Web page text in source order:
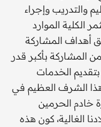
والتدريب وإجراء
الكلية الموارد
أهداف المشاركة
المشاركة بأكبر قدر
بتقديم الخدمات
هذا الشرف العظيم في
خادم الحرمين
الغالية، كون هذه